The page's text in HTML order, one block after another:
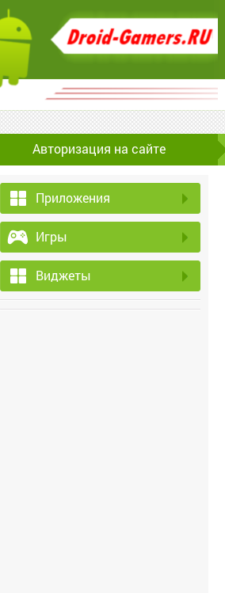
Авторизация на сайте
Приложения
Игры
Виджеты